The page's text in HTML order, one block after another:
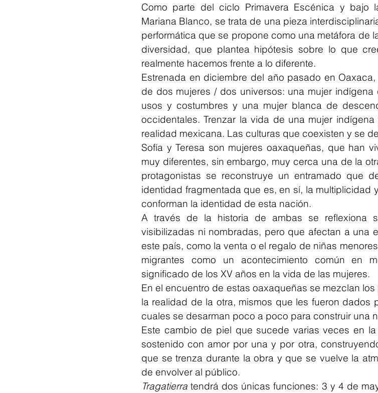
Como parte del ciclo Primavera Escénica y bajo
Mariana Blanco, se trata de una pieza
performática que se propone como una metáfora de
diversidad, que plantea hipótesis sobre lo que
realmente hacemos frente a lo diferente.
Estrenada en diciembre del año pasado en Oaxaca,
de dos mujeres / dos universos: una mujer
usos y costumbres y una mujer blanca de
occidentales. Trenzar la vida de una mujer
realidad mexicana. Las culturas que coexisten y se
Sofía y Teresa son mujeres oaxaqueñas, que han
muy diferentes, sin embargo, muy cerca una de la
protagonistas se reconstruye un entramado que
identidad fragmentada que es, en sí, la multiplicidad
conforman la identidad de esta nación.
A través de la historia de ambas se reflexiona
visibilizadas ni nombradas, pero que afectan a una
este país, como la venta o el regalo de niñas
migrantes como un acontecimiento común en
significado de los XV años en la vida de las mujeres.
En el encuentro de estas oaxaqueñas se mezclan
la realidad de la otra, mismos que les fueron dados
cuales se desarman poco a poco para construir una
Este cambio de piel que sucede varias veces en
sostenido con amor por una y por otra,
que se trenza durante la obra y que se vuelve la
de envolver al público.
Tragatierra tendrá dos únicas funciones: 3 y 4 de